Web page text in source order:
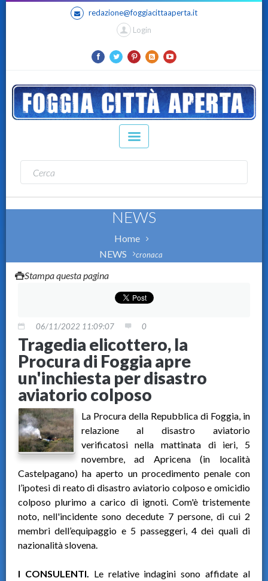
redazione@foggiacittaaperta.it
Login
NEWS
Home
NEWS
cronaca
Stampa questa pagina
06/11/2022 11:09:07 0
Tragedia elicottero, la
Procura di Foggia apre
un'inchiesta per disastro
aviatorio colposo
La Procura della Repubblica di Foggia, in
relazione al disastro aviatorio
verificatosi nella mattinata di ieri, 5
novembre, ad Apricena (in località
Castelpagano) ha aperto un procedimento penale con
l’ipotesi di reato di disastro aviatorio colposo e omicidio
colposo plurimo a carico di ignoti. Com'è tristemente
noto, nell'incidente sono decedute 7 persone, di cui 2
membri dell’equipaggio e 5 passeggeri, 4 dei quali di
nazionalità slovena.
I CONSULENTI. Le relative indagini sono affidate al